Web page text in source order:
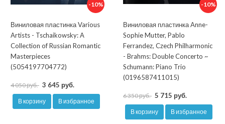
-10%
Виниловая пластинка Various
Artists - Tschaikowsky: A
Collection of Russian Romantic
Masterpieces
(5054197704772)
4 050 руб. 3 645 руб.
В корзину В избранное
-10%
Виниловая пластинка Anne-
Sophie Mutter, Pablo
Ferrandez, Czech Philharmonic
- Brahms: Double Concerto ~
Schumann: Piano Trio
(0196587411015)
6 350 руб. 5 715 руб.
В корзину В избранное